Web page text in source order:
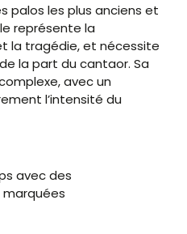
palos les plus anciens et
représente la
la tragédie, et nécessite
la part du cantaor. Sa
avec un
l’intensité du
avec des